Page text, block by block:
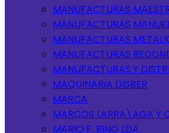
MANUFACTURAS
MANUFACTURAS
MANUFACTURAS
MANUFACTURAS
MANUFACTURAS Y
MAQUINARIA DISBER
MARCA
MARCOS LARRA\AGA Y
MARIO F. RINO LDA.